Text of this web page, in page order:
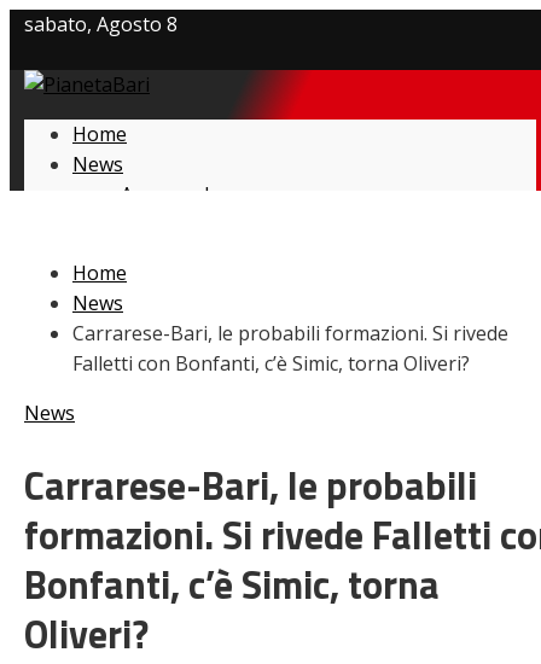
sabato, Agosto 8
Privacy policy
Cookie Policy
Home
News
Amarcord
Giovanili
Le pagelle
Interviste
Focus
Calciomercato
Home
News
Carrarese-Bari, le probabili formazioni. Si rivede
Falletti con Bonfanti, c’è Simic, torna Oliveri?
News
Carrarese-Bari, le probabili
formazioni. Si rivede Falletti
Bonfanti, c’è Simic, torna
Oliveri?